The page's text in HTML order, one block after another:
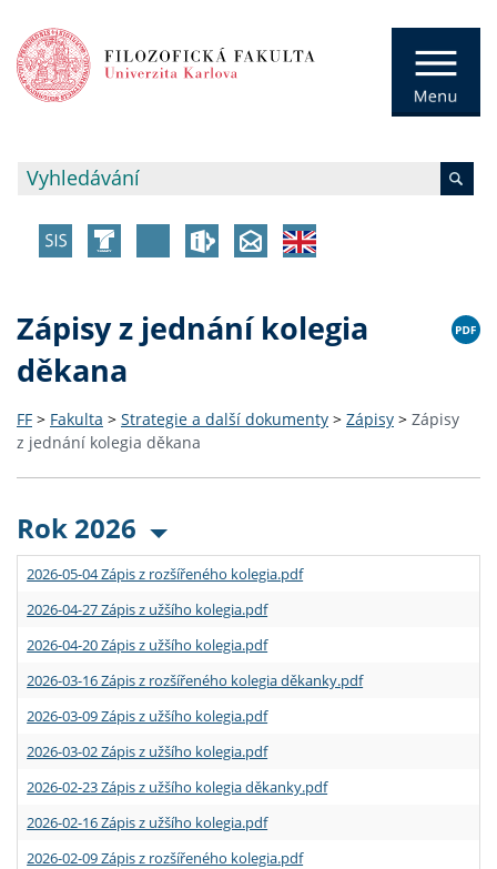
Zápisy z jednání kolegia
děkana
FF > Fakulta > Strategie a další dokumenty > Zápisy > Zápisy
z jednání kolegia děkana
Rok 2026
2026-05-04 Zápis z rozšířeného kolegia.pdf
2026-04-27 Zápis z užšího kolegia.pdf
2026-04-20 Zápis z užšího kolegia.pdf
2026-03-16 Zápis z rozšířeného kolegia děkanky.pdf
2026-03-09 Zápis z užšího kolegia.pdf
2026-03-02 Zápis z užšího kolegia.pdf
2026-02-23 Zápis z užšího kolegia děkanky.pdf
2026-02-16 Zápis z užšího kolegia.pdf
2026-02-09 Zápis z rozšířeného kolegia.pdf